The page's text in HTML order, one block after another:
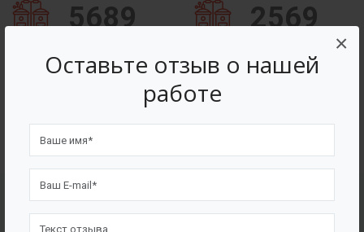
Оставьте отзыв о нашей
работе
×
5689 2569
Счастливых клиентов
Сертификаты